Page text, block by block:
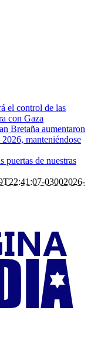
el control de las
con Gaza
Bretaña aumentaron
manteniéndose
puertas de nuestras
03002026-